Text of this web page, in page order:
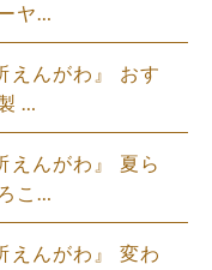
ヤ…
えんがわ』 おす
…
えんがわ』 夏ら
こ…
えんがわ』 変わ